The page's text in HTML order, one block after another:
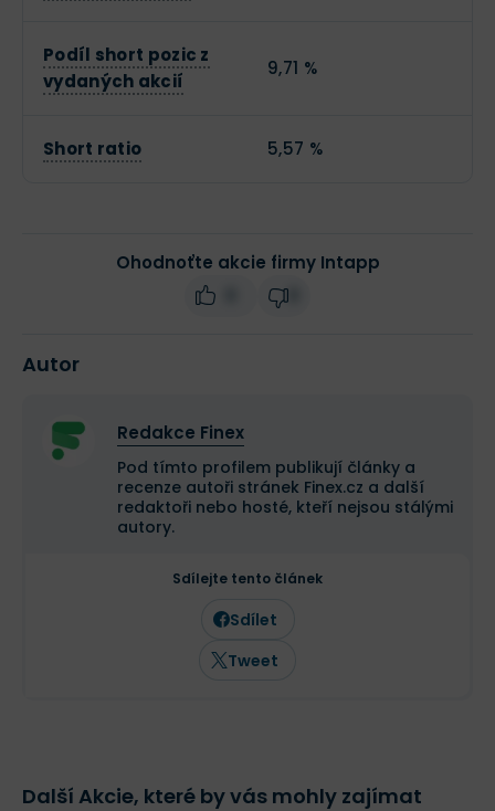
Podíl short pozic z
vydaných akcií
9,71 %
Short ratio 5,57 %
Ohodnoťte akcie firmy Intapp
Autor
Redakce Finex
Pod tímto profilem publikují články a
recenze autoři stránek Finex.cz a další
redaktoři nebo hosté, kteří nejsou stálými
autory.
Sdílejte tento článek
Sdílet
Tweet
Další Akcie, které by vás mohly zajímat